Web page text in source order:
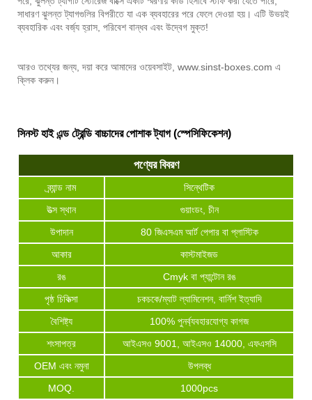
সাধারণ ঝুলন্ত ট্যাগগুলির বিপরীতে যা এক ব্যবহারের পরে ফেলে দেওয়া হয়। এটি উভয়ই
ব্যবহারিক এবং বর্জ্য হ্রাস, পরিবেশ বান্ধব এবং উদ্বেগ মুক্ত!
আরও তথ্যের জন্য, দয়া করে আমাদের ওয়েবসাইট, www.sinst-boxes.com এ
ক্লিক করুন।
সিনস্ট হাই এন্ড ট্রেন্ডি বাচ্চাদের পোশাক ট্যাগ (স্পেসিফিকেশন)
পণ্যের বিবরণ
ব্র্যান্ড নাম
সিন্থেটিক
উত্স স্থান
গুয়াংডং, চীন
উপাদান
80 জিএসএম আর্ট পেপার বা প্লাস্টিক
আকার
কাস্টমাইজড
রঙ
Cmyk বা প্যান্টোন রঙ
পৃষ্ঠ চিকিত্সা
চকচকে/ম্যাট ল্যামিনেশন, বার্নিশ ইত্যাদি
বৈশিষ্ট্য
100% পুনর্ব্যবহারযোগ্য কাগজ
শংসাপত্র
আইএসও 9001, আইএসও 14000, এফএসসি
OEM এবং নমুনা
উপলব্ধ
MOQ.
1000pcs